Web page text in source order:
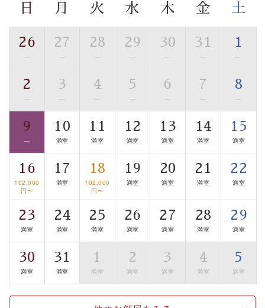
■諏訪大社4社を巡る無料参拝バス
豊富な知識を持ったドライバー兼ガイドが諏訪大社をご
は【3日前まで】にお電話ください。
※交通規制などにより運行できない日がございます
以上がプラン内容です。
上諏訪温泉“しんゆ”なら諏訪大社など歴史ある諏訪の街
清らかな源泉、自然の恵みあるお食事、諏訪湖に包まれ
るお部屋、 大人のたしなみを感じていただける、美しく
癒される宿で贅沢に幸せのときを安心してお過ごしくだ
さい。
日 月 火 水 木 金 土
26
—
27
—
28
—
29
—
30
—
31
—
1
—
2
—
3
—
4
—
5
—
6
—
7
—
8
—
9
—
10
満室
11
満室
12
満室
13
満室
14
満室
15
満室
16
102,000
円〜
17
満室
18
102,000
円〜
19
満室
20
満室
21
満室
22
満室
23
満室
24
満室
25
満室
26
満室
27
満室
28
満室
29
満室
30
満室
31
満室
1
満室
2
満室
3
満室
4
満室
5
満室